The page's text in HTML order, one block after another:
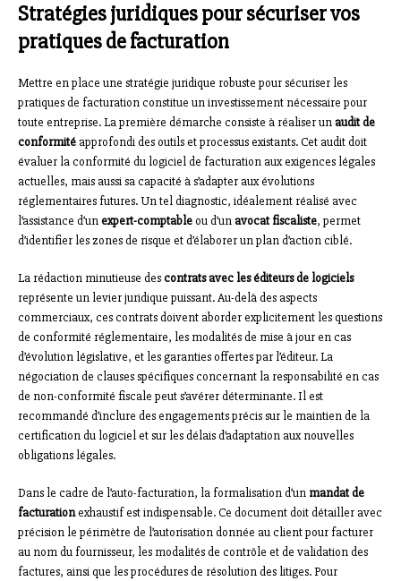
Stratégies juridiques pour sécuriser vos
pratiques de facturation
Mettre en place une stratégie juridique robuste pour sécuriser les
pratiques de facturation constitue un investissement nécessaire pour
toute entreprise. La première démarche consiste à réaliser unaudit de
conformitéapprofondi des outils et processus existants. Cet audit doit
évaluer la conformité du logiciel de facturation aux exigences légales
actuelles, mais aussi sa capacité à s’adapter aux évolutions
réglementaires futures. Un tel diagnostic, idéalement réalisé avec
l’assistance d’unexpert-comptableou d’unavocat fiscaliste, permet
d’identifier les zones de risque et d’élaborer un plan d’action ciblé.
La rédaction minutieuse descontrats avec les éditeurs de logiciels
représente un levier juridique puissant. Au-delà des aspects
commerciaux, ces contrats doivent aborder explicitement les questions
de conformité réglementaire, les modalités de mise à jour en cas
d’évolution législative, et les garanties offertes par l’éditeur. La
négociation de clauses spécifiques concernant la responsabilité en cas
de non-conformité fiscale peut s’avérer déterminante. Il est
recommandé d’inclure des engagements précis sur le maintien de la
certification du logiciel et sur les délais d’adaptation aux nouvelles
obligations légales.
Dans le cadre de l’auto-facturation, la formalisation d’un mandat de
facturationexhaustif est indispensable. Ce document doit détailler avec
précision le périmètre de l’autorisation donnée au client pour facturer
au nom du fournisseur, les modalités de contrôle et de validation des
factures, ainsi que les procédures de résolution des litiges. Pour